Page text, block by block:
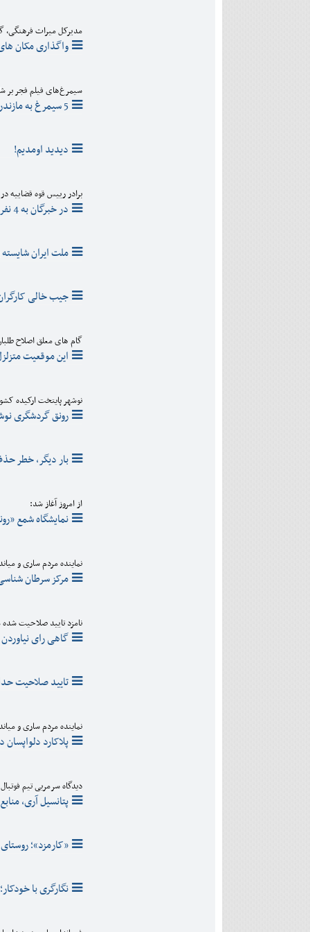
مدیرکل میراث فرهنگی،
واگذاری مکان
سیمرغ‌های فیلم فجر بر
5 سیمرغ به مازندرانی ها رسید
دیدید اومدیم!
برادر رییس قوه قضاییه
در خبرگان به 4 نفر رای دهید/ در مازندران باشم به شیخ صادق رای می دهم
ملت ایران
جیب خالی
گام های معلق اصلاح
این موقعیت
نوشهر پایتخت ارکیده
رونق گردشگری نوشهر با
بار ديگر، خطر
از امروز آغاز شد:
نمایشگاه شمع
نماینده مردم ساری و
مرکز سرطان
نامزد تایید صلاحیت شده
گاهی رای
تایید صلاحیت
نماینده مردم ساری و
پلاکارد
دیدگاه سرمربی تیم
پتانسیل آری،
«کارمزد»؛
نگارگری با